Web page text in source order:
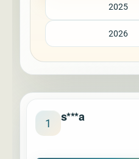
2025
2026
1 s***a